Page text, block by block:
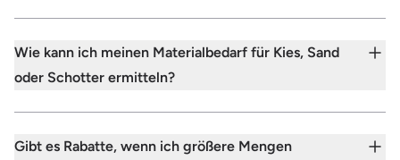
Wie kann ich meinen Materialbedarf für Kies, Sand
oder Schotter ermitteln?
Gibt es Rabatte, wenn ich größere Mengen